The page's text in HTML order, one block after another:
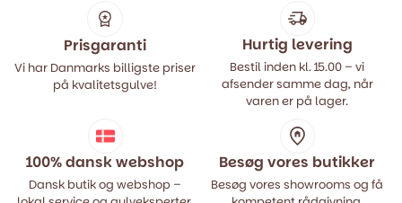
Prisgaranti
Vi har Danmarks billigste priser
på kvalitetsgulve!
Hurtig levering
Bestil inden kl. 15.00 – vi
afsender samme dag, når
varen er på lager.
100% dansk webshop
Dansk butik og webshop –
Besøg vores butikker
Besøg vores showrooms og få